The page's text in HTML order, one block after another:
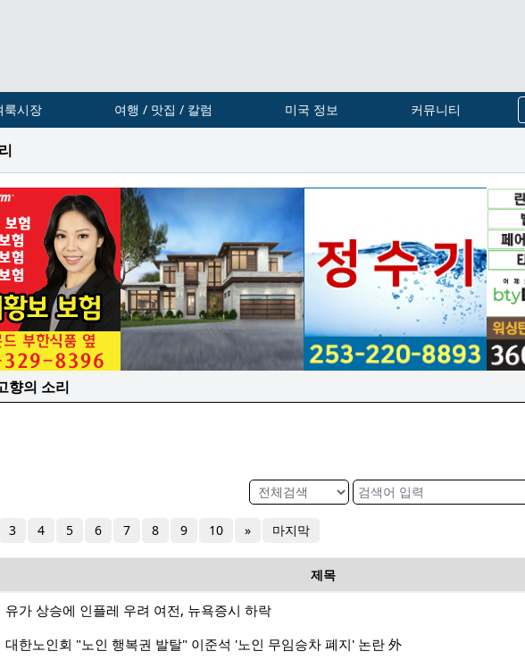
룩시장 여행 / 맛집 / 칼럼 미국 정보 커뮤니티
향의 소리
3 4 5 6 7 8 9 10 » 마지막
제목
유가 상승에 인플레 우려 여전, 뉴욕증시 하락
대한노인회 "노인 행복권 발탈" 이준석 '노인 무임승차 폐지' 논란 外